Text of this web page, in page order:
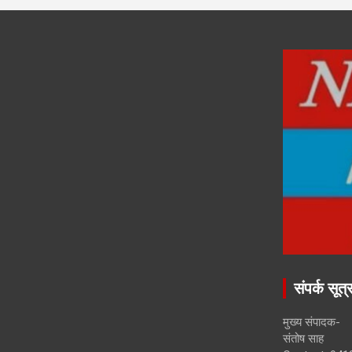
संपर्क
मुख्य संपादक-
संतोष साह